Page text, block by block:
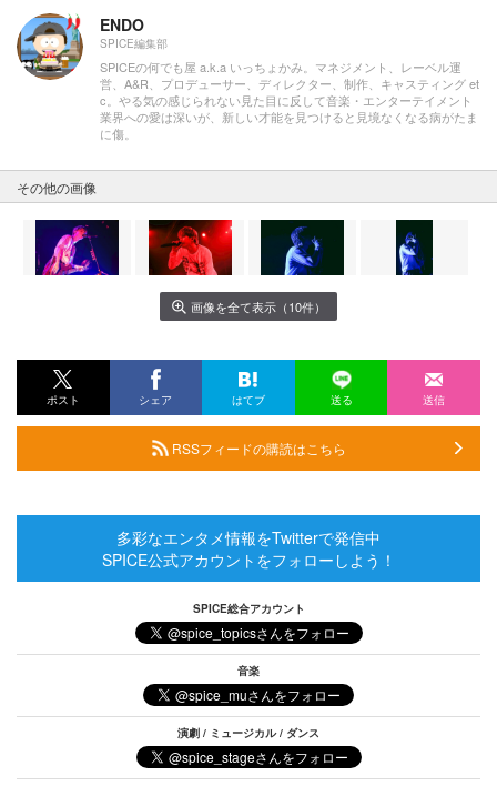
ENDO
SPICE編集部
SPICEの何でも屋 a.k.a いっちょかみ。マネジメント、レーベル運
営、A&R、プロデューサー、ディレクター、制作、キャスティング et
c。やる気の感じられない見た目に反して音楽・エンターテイメント
業界への愛は深いが、新しい才能を見つけると見境なくなる病がたま
に傷。
その他の画像
画像を全て表示（10件）
ポスト シェア はてブ 送る 送信
RSSフィードの購読はこちら
多彩なエンタメ情報をTwitterで発信中
SPICE公式アカウントをフォローしよう！
SPICE総合アカウント
音楽
演劇 / ミュージカル / ダンス